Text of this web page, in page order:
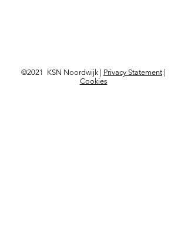
©2021 KSN Noordwijk | Privacy Statement
Cookies